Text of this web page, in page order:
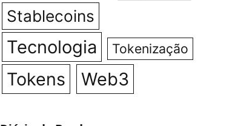
Stablecoins
Tecnologia Tokenização
Tokens Web3